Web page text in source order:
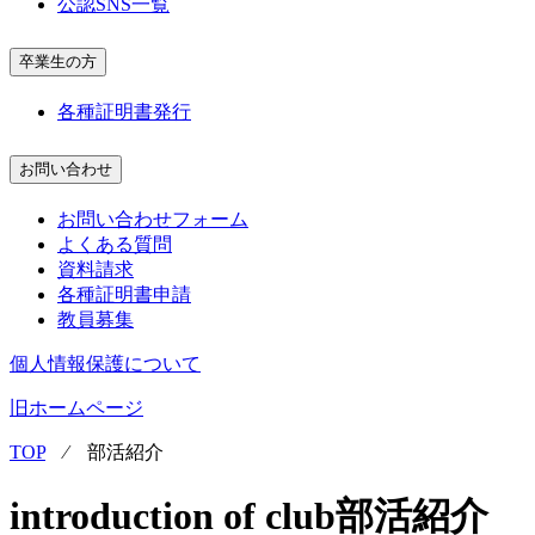
公認SNS一覧
卒業生の方
各種証明書発行
お問い合わせ
お問い合わせフォーム
よくある質問
資料請求
各種証明書申請
教員募集
個人情報保護について
旧ホームページ
TOP⁄ 部活紹介
introduction of club部活紹介